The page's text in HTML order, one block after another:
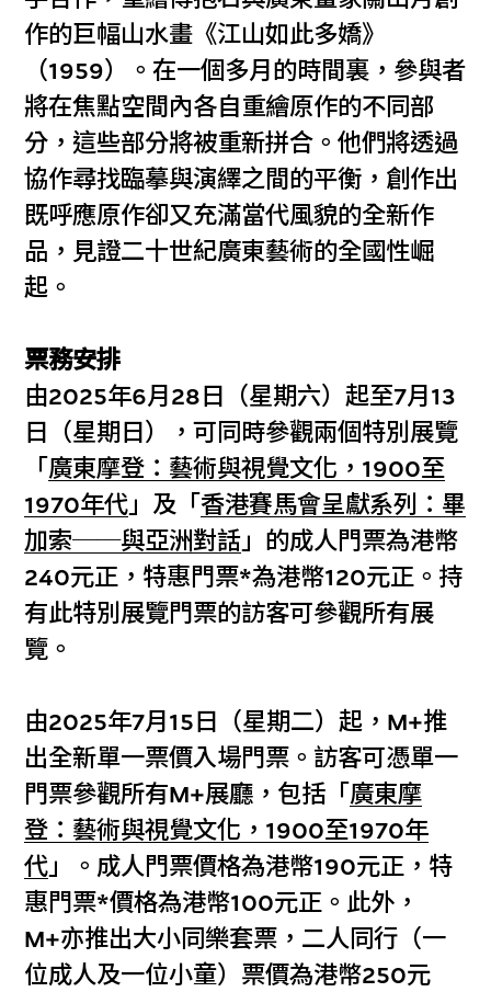
作的巨幅山水畫《江山如此多嬌》
（1959）。在一個多月的時間裏，參與者
將在焦點空間內各自重繪原作的不同部
分，這些部分將被重新拼合。他們將透過
協作尋找臨摹與演繹之間的平衡，創作出
既呼應原作卻又充滿當代風貌的全新作
品，見證二十世紀廣東藝術的全國性崛
起。
票務安排
由2025年6月28日（星期六）起至7月13
日（星期日），可同時參觀兩個特別展覽
「廣東摩登：藝術與視覺文化，1900至
1970年代」及「 香港賽馬會呈獻系列：畢
加索──與亞洲對話」的成人門票為港幣
240元正，特惠門票*為港幣120元正。持
有此特別展覽門票的訪客可參觀所有展
覽。
由2025年7月15日（星期二）起，M+推
出全新單一票價入場門票。訪客可憑單一
門票參觀所有M+展廳，包括「廣東摩
登：藝術與視覺文化，1900至1970年
代」。成人門票價格為港幣190元正，特
惠門票*價格為港幣100元正。此外，
M+亦推出大小同樂套票，二人同行（一
位成人及一位小童）票價為港幣250元